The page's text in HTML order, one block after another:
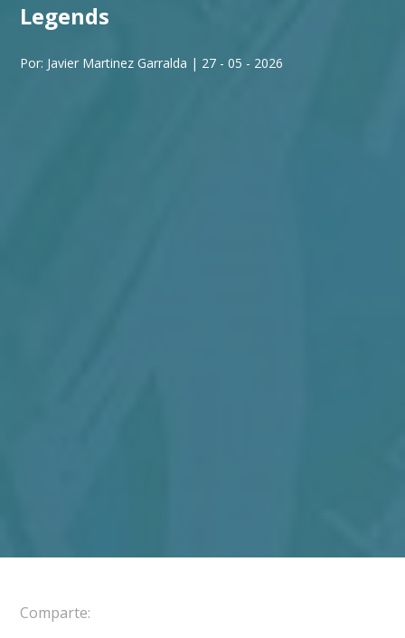
Legends
Por: Javier Martinez Garralda | 27 - 05 - 2026
Comparte: